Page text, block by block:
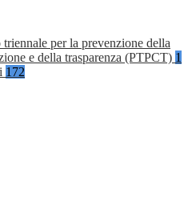
triennale per la prevenzione della
e della trasparenza (PTPCT) 1
172